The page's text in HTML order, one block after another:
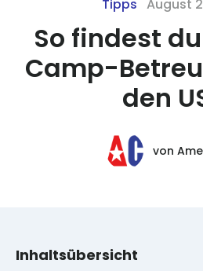
Tipps August
So findest
Camp-
den
von
Inhaltsübersicht